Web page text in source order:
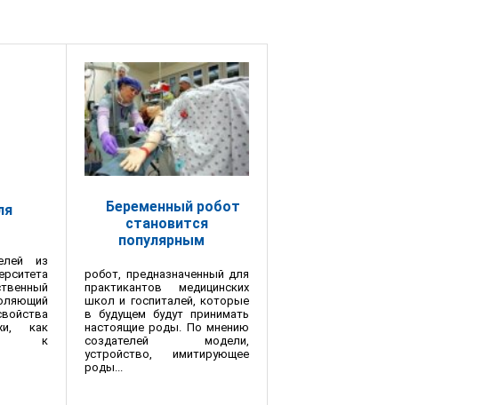
из
как
к
Беременный робот
становится
популярным
робот, предназначенный для
практикантов медицинских
школ и госпиталей, которые
в будущем будут принимать
настоящие роды. По мнению
создателей модели,
устройство, имитирующее
роды...